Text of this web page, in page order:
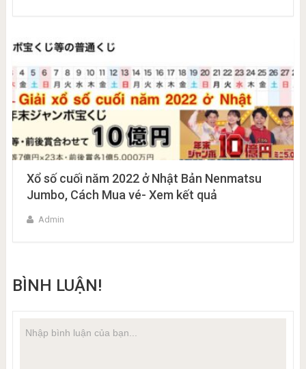
Xổ số cuối năm 2022 ở Nhật Bản Nenmatsu
Jumbo, Cách Mua vé- Xem kết quả
Admin
BÌNH LUẬN!